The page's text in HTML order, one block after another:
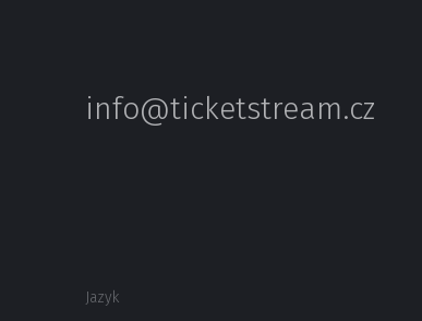
info@ticketstream.cz
Jazyk